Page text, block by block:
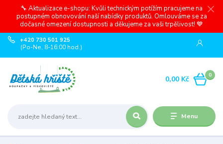
🔧 Aktualizace e-shopu: Kvůli technickým potížím pracujeme na
postupném obnovování naší nabídky produktů. Omlouváme se za
dočasné omezení dostupnosti a děkujeme za vaši trpělivost! 💙
Menu
+420 730 501 925
(Po-Ne, 8-16:00 hod.)
0
0,00 Kč